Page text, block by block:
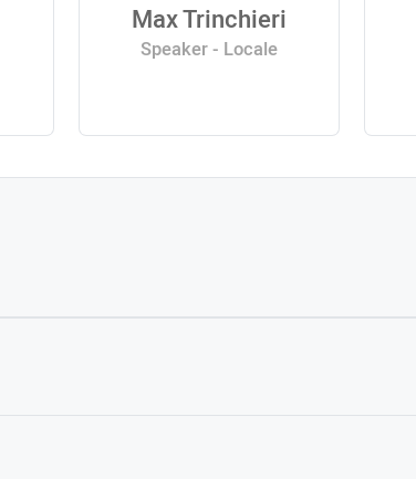
Max Trinchieri
Speaker - Locale